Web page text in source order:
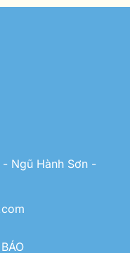
Ngũ Hành Sơn -